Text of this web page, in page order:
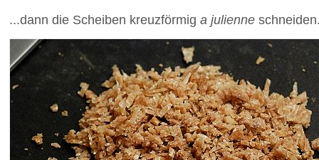
...dann die Scheiben kreuzförmig a julienne